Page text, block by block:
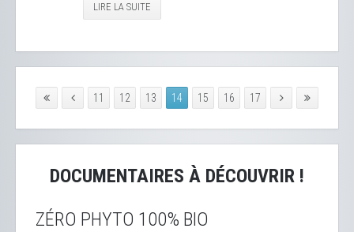
LIRE LA SUITE
11 12 13 14 15 16 17
DOCUMENTAIRES À DÉCOUVRIR !
ZÉRO PHYTO 100% BIO